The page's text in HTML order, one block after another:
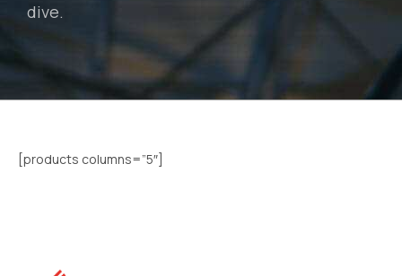
dive.
[products columns=”5″]